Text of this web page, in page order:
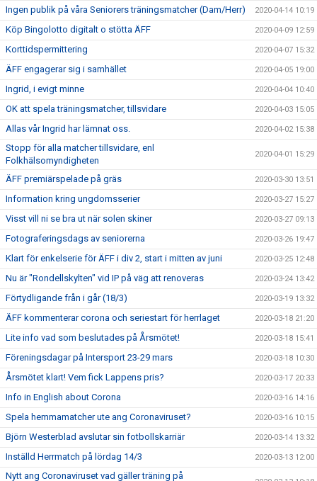
Ingen publik på våra Seniorers träningsmatcher (Dam/Herr) 2020-04-14 10:19
Köp Bingolotto digitalt o stötta ÄFF 2020-04-09 12:59
Korttidspermittering 2020-04-07 15:32
ÄFF engagerar sig i samhället 2020-04-05 19:00
Ingrid, i evigt minne 2020-04-04 10:40
OK att spela träningsmatcher, tillsvidare 2020-04-03 15:05
Allas vår Ingrid har lämnat oss. 2020-04-02 15:38
Stopp för alla matcher tillsvidare, enl
Folkhälsomyndigheten
2020-04-01 15:29
ÄFF premiärspelade på gräs 2020-03-30 13:51
Information kring ungdomsserier 2020-03-27 15:27
Visst vill ni se bra ut när solen skiner 2020-03-27 09:13
Fotograferingsdags av seniorerna 2020-03-26 19:47
Klart för enkelserie för ÄFF i div 2, start i mitten av juni 2020-03-25 12:48
Nu är "Rondellskylten" vid IP på väg att renoveras 2020-03-24 13:42
Förtydligande från i går (18/3) 2020-03-19 13:32
ÄFF kommenterar corona och seriestart för herrlaget 2020-03-18 21:20
Lite info vad som beslutades på Årsmötet! 2020-03-18 15:41
Föreningsdagar på Intersport 23-29 mars 2020-03-18 10:30
Årsmötet klart! Vem fick Lappens pris? 2020-03-17 20:33
Info in English about Corona 2020-03-16 14:16
Spela hemmamatcher ute ang Coronaviruset? 2020-03-16 10:15
Björn Westerblad avslutar sin fotbollskarriär 2020-03-14 13:32
Inställd Herrmatch på lördag 14/3 2020-03-13 12:00
Nytt ang Coronaviruset vad gäller träning på